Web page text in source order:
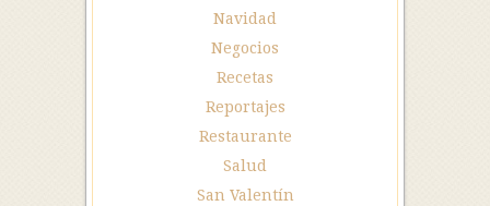
Navidad
Negocios
Recetas
Reportajes
Restaurante
Salud
San Valentín